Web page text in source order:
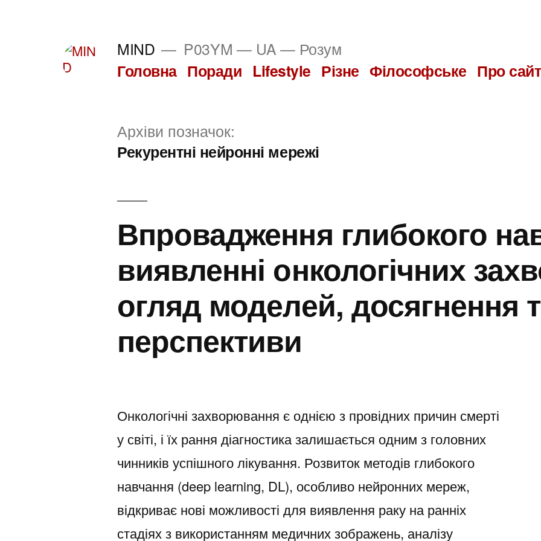
MIND P03YM — UA — Розум
Головна Поради Lifestyle Різне Філософське Про сайт
Архіви позначок:
Рекурентні нейронні мережі
Впровадження глибокого
виявленні онкологічних
огляд моделей, досягнення
перспективи
Онкологічні захворювання є однією з провідних причин смерті
у світі, і їх рання діагностика залишається одним з головних
чинників успішного лікування. Розвиток методів глибокого
навчання (deep learning, DL), особливо нейронних мереж,
відкриває нові можливості для виявлення раку на ранніх
стадіях з використанням медичних зображень, аналізу